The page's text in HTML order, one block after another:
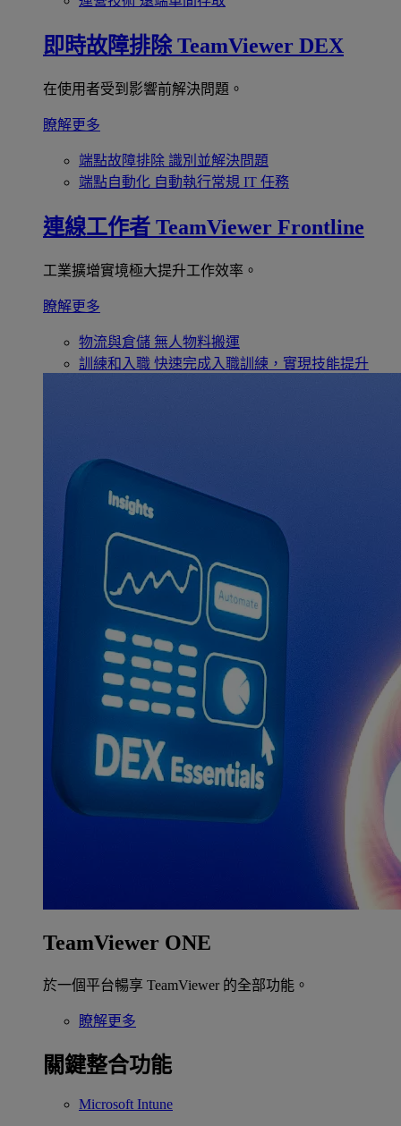
即時故障排除 TeamViewer DEX
在使用者受到影響前解決問題。
瞭解更多
端點故障排除 識別並解決問題
端點自動化 自動執行常規 IT 任務
連線工作者 TeamViewer Frontline
工業擴增實境極大提升工作效率。
瞭解更多
物流與倉儲 無人物料搬運
訓練和入職 快速完成入職訓練，實現技能提升
TeamViewer ONE
於一個平台暢享 TeamViewer 的全部功能。
瞭解更多
關鍵整合功能
Microsoft Intune